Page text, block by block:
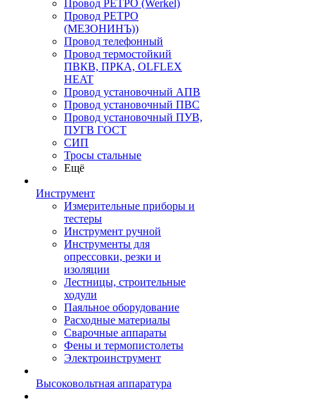
Провод РЕТРО (Werkel)
Провод РЕТРО
(МЕЗОНИНЪ))
Провод телефонный
Провод термостойкий
ПВКВ, ПРКА, OLFLEX
HEAT
Провод установочный АПВ
Провод установочный ПВС
Провод установочный ПУВ,
ПУГВ ГОСТ
СИП
Тросы стальные
Ещё
Инструмент
Измерительные приборы и
тестеры
Инструмент ручной
Инструменты для
опрессовки, резки и
изоляции
Лестницы, строительные
ходули
Паяльное оборудование
Расходные материалы
Сварочные аппараты
Фены и термопистолеты
Электроинструмент
Высоковольтная аппаратура